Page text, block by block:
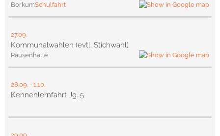
BorkumSchulfahrt
27.09.
Kommunalwahlen (evtl. Stichwahl)
Pausenhalle
28.09. - 1.10.
Kennenlernfahrt Jg. 5